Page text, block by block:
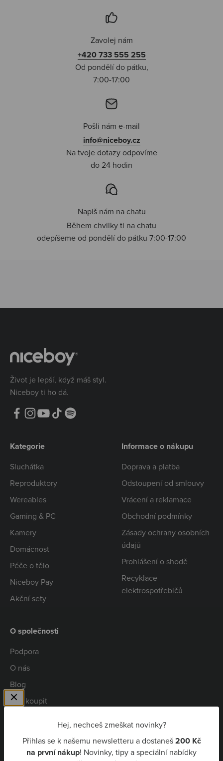
Hej, nechceš zmeškat novinky?
Přihlas se k našemu newsletteru a dostaneš200 Kč
na první nákup! Novinky, tipy a speciální nabídky
Zavolej nám
+420 733 555 255
Od pondělí do pátku,
7:00-17:00
Pošli nám e-mail
info@niceboy.cz
Na tvoje dotazy odpovíme
do 24 hodin
Napiš nám na chatu
Během chvilky ti na chatu
odepíšeme od pondělí do pátku 7:00-17:00
Život je lepší, když máš styl.
Niceboy ti ho dá.
Kategorie
Sluchátka
Reproduktory
Wereables
Gaming & PC
Kamery
Domácnost
Péče o tělo
Niceboy Pay
Akční sety
Informace o nákupu
Doprava a platba
Odstoupení od smlouvy
Vrácení a reklamace
Obchodní podmínky
Zásady ochrany osobních
údajů
Prohlášení o shodě
Recyklace
elektrospotřebičů
O společnosti
Podpora
O nás
Blog
Kde koupit
Niceboy Pay